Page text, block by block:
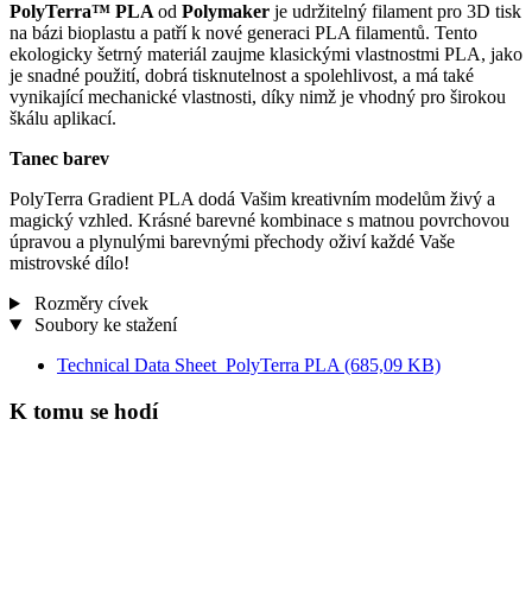
PolyTerra™️ PLA od Polymaker je udržitelný filament pro 3D tisk
na bázi bioplastu a patří k nové generaci PLA filamentů. Tento
ekologicky šetrný materiál zaujme klasickými vlastnostmi PLA, jako
je snadné použití, dobrá tisknutelnost a spolehlivost, a má také
vynikající mechanické vlastnosti, díky nimž je vhodný pro širokou
škálu aplikací.
Tanec barev
PolyTerra Gradient PLA dodá Vašim kreativním modelům živý a
magický vzhled. Krásné barevné kombinace s matnou povrchovou
úpravou a plynulými barevnými přechody oživí každé Vaše
mistrovské dílo!
Rozměry cívek
Soubory ke stažení
Technical Data Sheet_PolyTerra PLA (685,09 KB)
K tomu se hodí